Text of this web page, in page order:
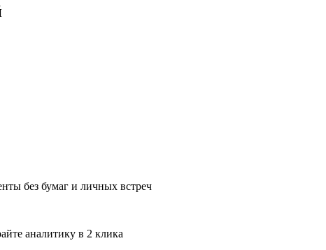
без бумаг и личных встреч
аналитику в 2 клика